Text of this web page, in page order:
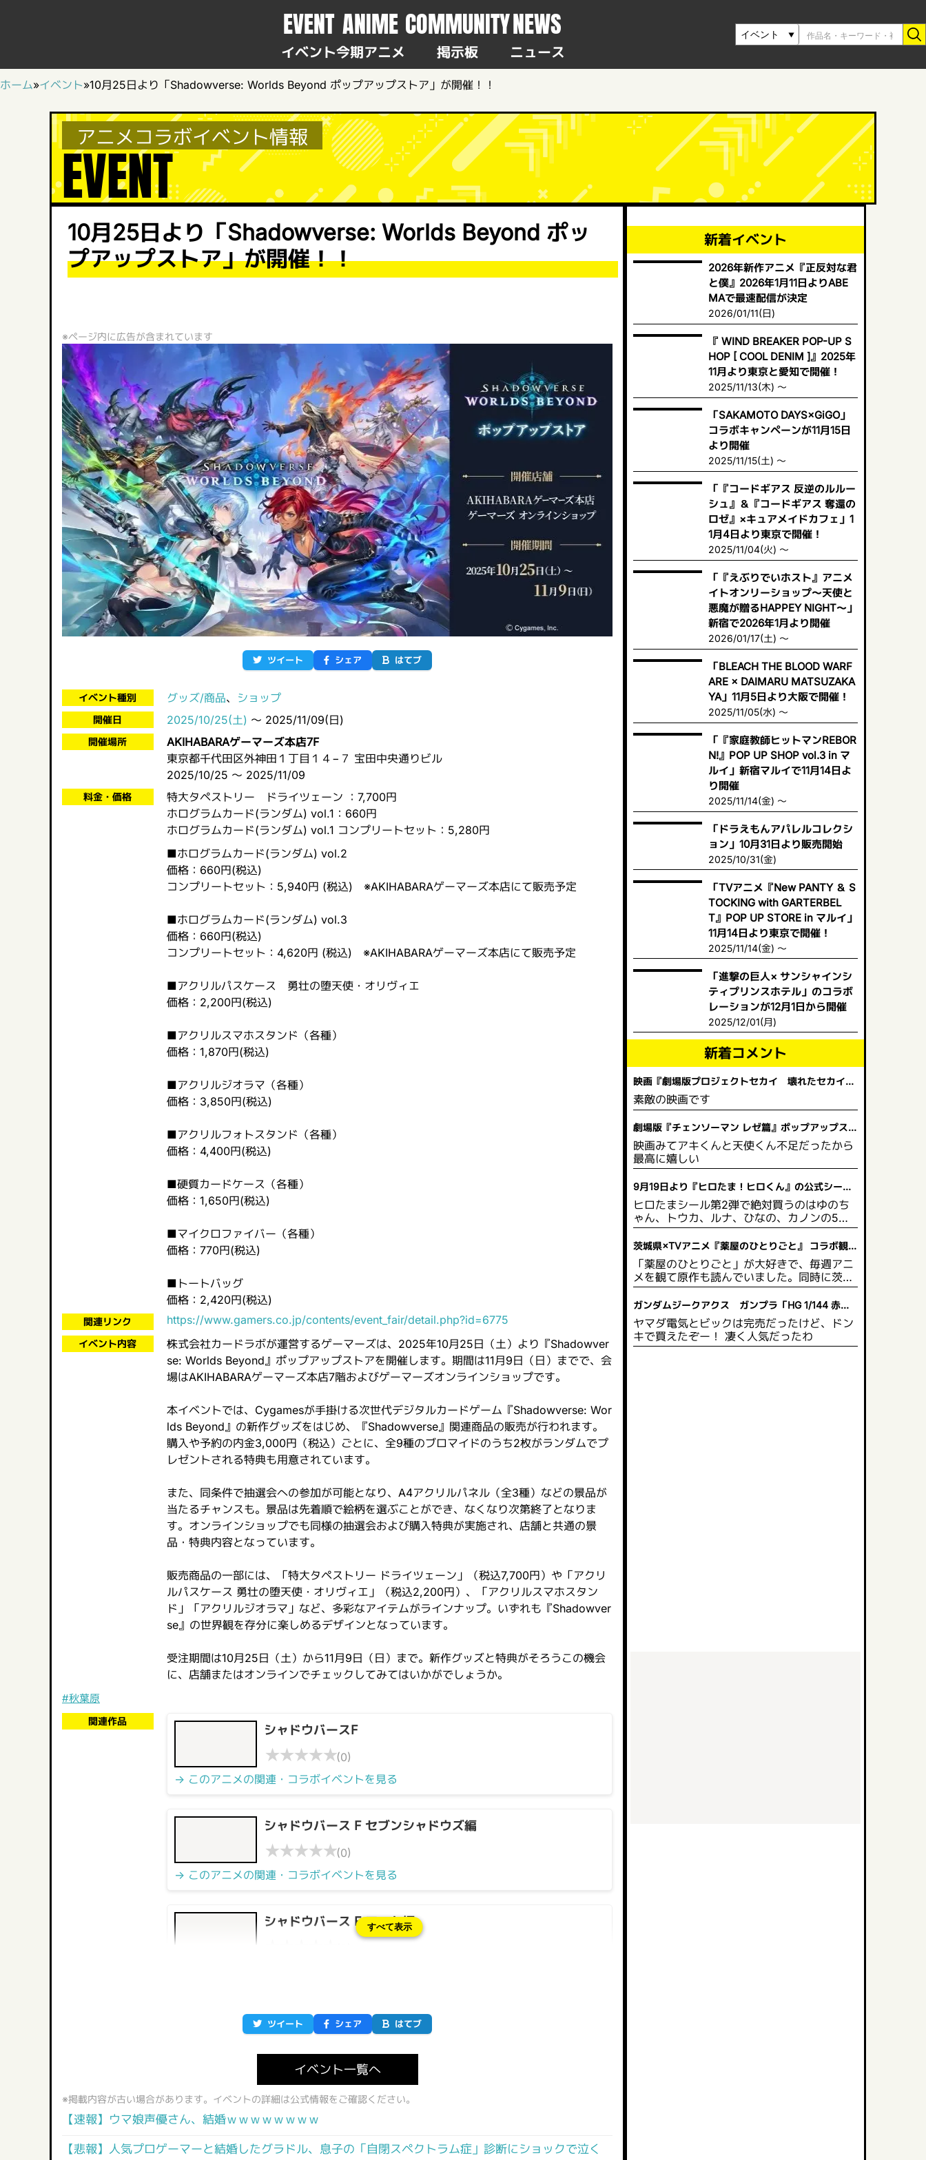
EVENT
イベント
ANIME
今期アニメ
COMMUNITY
掲示板
NEWS
ニュース
ホーム»イベント»10月25日より「Shadowverse: Worlds Beyond ポップアップストア」が開催！！
アニメコラボイベント情報
EVENT
10月25日より「Shadowverse: Worlds Beyond ポッ
プアップストア」が開催！！
※ページ内に広告が含まれています
ツイート シェア はてブ
イベント種別 グッズ/商品、 ショップ
開催日 2025/10/25(土) ～ 2025/11/09(日)
開催場所
AKIHABARAゲーマーズ本店7F
東京都千代田区外神田１丁目１４−７ 宝田中央通りビル
2025/10/25 ～ 2025/11/09
料金・価格 特大タペストリー ドライツェーン ： 7,700円
ホログラムカード(ランダム) vol.1 ： 660円
ホログラムカード(ランダム) vol.1 コンプリートセット ： 5,280円
■ホログラムカード(ランダム) vol.2
価格：660円(税込)
コンプリートセット：5,940円 (税込) ※AKIHABARAゲーマーズ本店にて販売予定
■ホログラムカード(ランダム) vol.3
価格：660円(税込)
コンプリートセット：4,620円 (税込) ※AKIHABARAゲーマーズ本店にて販売予定
■アクリルパスケース 勇壮の堕天使・オリヴィエ
価格：2,200円(税込)
■アクリルスマホスタンド（各種）
価格：1,870円(税込)
■アクリルジオラマ（各種）
価格：3,850円(税込)
■アクリルフォトスタンド（各種）
価格：4,400円(税込)
■硬質カードケース（各種）
価格：1,650円(税込)
■マイクロファイバー（各種）
価格：770円(税込)
■トートバッグ
価格：2,420円(税込)
関連リンク https://www.gamers.co.jp/contents/event_fair/detail.php?id=6775
イベント内容
株式会社カードラボが運営するゲーマーズは、2025年10月25日（土）より『Shadowver
se: Worlds Beyond』ポップアップストアを開催します。期間は11月9日（日）までで、会
場はAKIHABARAゲーマーズ本店7階およびゲーマーズオンラインショップです。
本イベントでは、Cygamesが手掛ける次世代デジタルカードゲーム『Shadowverse: Wor
lds Beyond』の新作グッズをはじめ、『Shadowverse』関連商品の販売が行われます。
購入や予約の内金3,000円（税込）ごとに、全9種のブロマイドのうち2枚がランダムでプ
レゼントされる特典も用意されています。
また、同条件で抽選会への参加が可能となり、A4アクリルパネル（全3種）などの景品が
当たるチャンスも。景品は先着順で絵柄を選ぶことができ、なくなり次第終了となりま
す。オンラインショップでも同様の抽選会および購入特典が実施され、店舗と共通の景
品・特典内容となっています。
販売商品の一部には、「特大タペストリー ドライツェーン」（税込7,700円）や「アクリ
ルパスケース 勇壮の堕天使・オリヴィエ」（税込2,200円）、「アクリルスマホスタン
ド」「アクリルジオラマ」など、多彩なアイテムがラインナップ。いずれも『Shadowver
se』の世界観を存分に楽しめるデザインとなっています。
受注期間は10月25日（土）から11月9日（日）まで。新作グッズと特典がそろうこの機会
に、店舗またはオンラインでチェックしてみてはいかがでしょうか。
#秋葉原
関連作品
シャドウバースF
★★★★★(0)
→ このアニメの関連・コラボイベントを見る
シャドウバース F セブンシャドウズ編
★★★★★(0)
→ このアニメの関連・コラボイベントを見る
シャドウバース F アーク編
すべて表示
ツイート シェア はてブ
イベント一覧へ
※掲載内容が古い場合があります。イベントの詳細は公式情報をご確認ください。
【速報】ウマ娘声優さん、結婚ｗｗｗｗｗｗｗｗ
【悲報】人気プロゲーマーと結婚したグラドル、息子の「自閉スペクトラム症」診断にショックで泣く
新着イベント
2026年新作アニメ『正反対な君
と僕』2026年1月11日よりABE
MAで最速配信が決定
2026/01/11(日)
『 WIND BREAKER POP-UP S
HOP [ COOL DENIM ]』2025年
11月より東京と愛知で開催！
2025/11/13(木) ～
「SAKAMOTO DAYS×GiGO」
コラボキャンペーンが11月15日
より開催
2025/11/15(土) ～
「『コードギアス 反逆のルルー
シュ』＆『コードギアス 奪還の
ロゼ』×キュアメイドカフェ」1
1月4日より東京で開催！
2025/11/04(火) ～
「『えぶりでいホスト』アニメ
イトオンリーショップ〜天使と
悪魔が贈るHAPPEY NIGHT〜」
新宿で2026年1月より開催
2026/01/17(土) ～
「BLEACH THE BLOOD WARF
ARE × DAIMARU MATSUZAKA
YA」11月5日より大阪で開催！
2025/11/05(水) ～
「『家庭教師ヒットマンREBOR
N!』POP UP SHOP vol.3 in マ
ルイ」新宿マルイで11月14日よ
り開催
2025/11/14(金) ～
「ドラえもんアパレルコレクシ
ョン」10月31日より販売開始
2025/10/31(金)
「TVアニメ『New PANTY ＆ S
TOCKING with GARTERBEL
T』POP UP STORE in マルイ」
11月14日より東京で開催！
2025/11/14(金) ～
「進撃の巨人× サンシャインシ
ティプリンスホテル」のコラボ
レーションが12月1日から開催
2025/12/01(月)
新着コメント
映画『劇場版プロジェクトセカイ 壊れたセカイと
歌えないミク』 舞台挨拶＆全国ライブビューイング
開催決定！
素敵の映画です
劇場版『チェンソーマン レゼ篇』ポップアップスト
ア in ビックカメラ
映画みてアキくんと天使くん不足だったから
最高に嬉しい
9月19日より『ヒロたま！ヒロくん』の公式シール
と塗り絵が販売を開始！
ヒロたまシール第2弾で絶対買うのはゆのち
ゃん、トウカ、ルナ、ひなの、カノンの5人
は買う
茨城県×TVアニメ『薬屋のひとりごと』 コラボ観光
企画 開催決定！
「薬屋のひとりごと」が大好きで、毎週アニ
メを観て原作も読んでいました。同時に茨城
県にも興味があり、いつか行きたいと思って
います。茨城県は自然豊かで綺麗な草花が多
いので、薬や草花に詳しい猫猫 がPRするの
にぴったりだと思います。スタンプを集めて
限定グッズももらえるので、作品のファンに
ガンダムジークアクス ガンプラ「HG 1/144 赤い
ガンダム」2025年5月発売
ヤマダ電気とビックは完売だったけど、ドン
キで買えたぞー！ 凄く人気だったわ